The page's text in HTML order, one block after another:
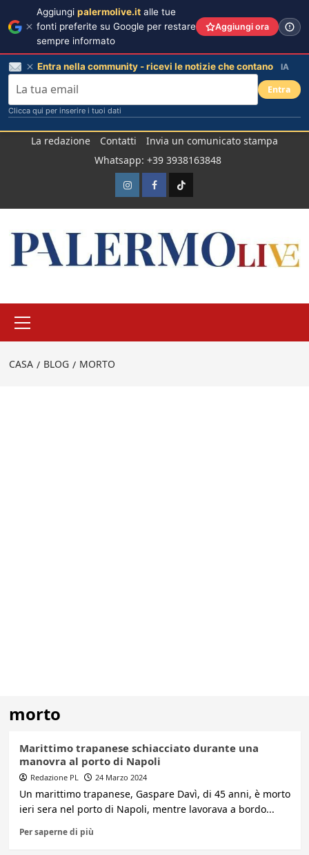
La redazione Contatti
Invia un comunicato stampa
Whatsapp: +39 3938163848
InstagramFacebook
TikTok
principale
CASA BLOG MORTO
morto
Marittimo trapanese schiacciato durante una
manovra al porto di Napoli
Redazione PL 24 Marzo 2024
Un marittimo trapanese, Gaspare Davì, di 45 anni, è morto
ieri sera nel porto di Napoli, mentre lavorava a bordo...
Per saperne di più
Aggiungi palermolive.it alle tue
fonti preferite su Google per restare
sempre informato
Aggiungi ora
Entra nella community - ricevi le notizie che contano IA
Entra
Clicca qui per inserire i tuoi dati